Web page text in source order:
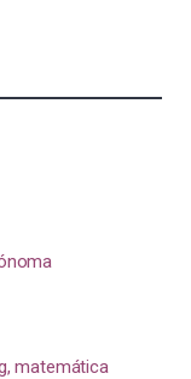
matemática